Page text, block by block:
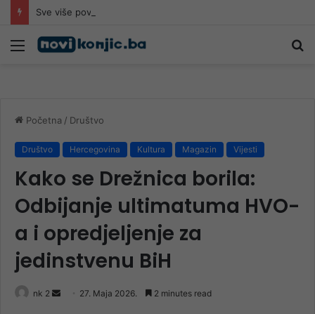
Meni
Početna / Društvo
Društvo Hercegovina Kultura Magazin Vijesti
Kako se Drežnica borila:
Odbijanje ultimatuma HVO-
a i opredjeljenje za
jedinstvenu BiH
nk 2
Send 27. Maja 2026. 2 minutes read